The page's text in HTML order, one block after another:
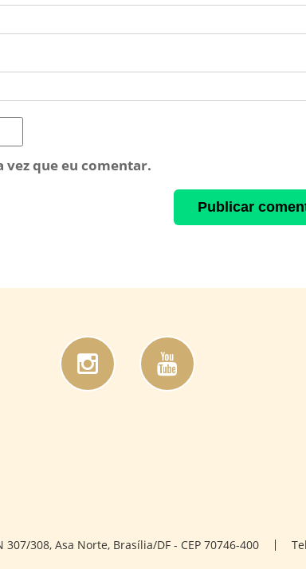
vez que eu comentar.
307/308, Asa Norte, Brasília/DF - CEP 70746-400